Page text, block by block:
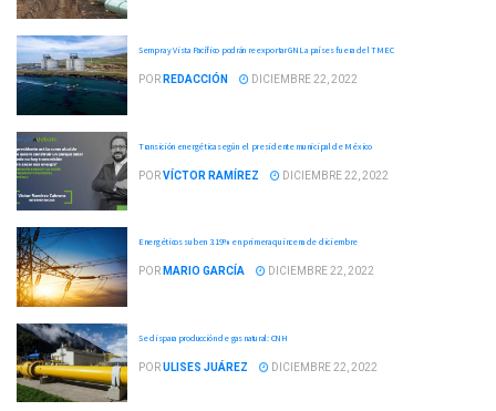
Sempra y Vista Pacífico podrán reexportar GNL a países fuera del TMEC
POR REDACCIÓN DICIEMBRE 22, 2022
Transición energética según el presidente municipal de México
PORVÍCTOR RAMÍREZ DICIEMBRE 22, 2022
Energéticos suben 3.19% en primera quincena de diciembre
POR MARIO GARCÍA DICIEMBRE 22, 2022
Se dispara producción de gas natural: CNH
PORULISES JUÁREZ DICIEMBRE 22, 2022